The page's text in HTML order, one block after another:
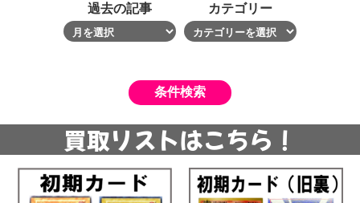
過去の記事 カテゴリー
買取リストはこちら！